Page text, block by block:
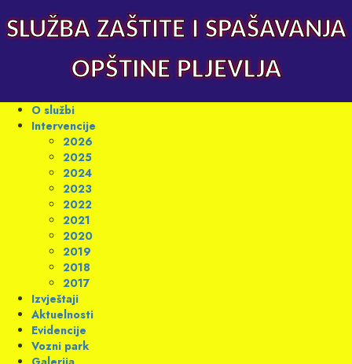
to
content
SLUŽBA ZAŠTITE I SPAŠAVANJA
OPŠTINE PLJEVLJA
Primary
Menu
O službi
Intervencije
2026
2025
2024
2023
2022
2021
2020
2019
2018
2017
Izvještaji
Aktuelnosti
Evidencije
Vozni park